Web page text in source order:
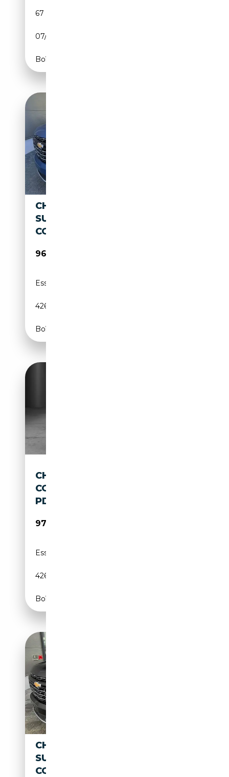
67 800 km
07/2020
Boîte automatique
CHEVROLET SUBURBAN MY26
SUBURBAN 6,2 HIGH
COUNTRY AHK 22" LUFTFED.
96 800€
Essence
426 CH (313 kW)
Boîte automatique
CHEVROLET SUBURBAN HIGH
COUNTRY 6.2 MY25
PDC/TV/LED/AHK/
97 890€
Essence
426 CH (313 kW)
Boîte automatique
CHEVROLET SUBURBAN MY26
SUBURBAN 6,2 HIGH
COUNTRY AHK 24" LUFTFED.